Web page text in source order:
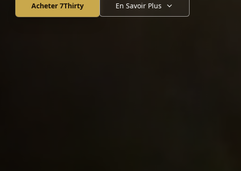
Acheter 7Thirty En Savoir Plus